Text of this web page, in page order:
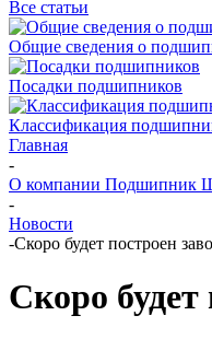
Все статьи
Общие сведения о
Посадки подшипников
Классификация
Главная
-
О компании Подшипник
-
Новости
-Скоро будет построен
Скоро будет